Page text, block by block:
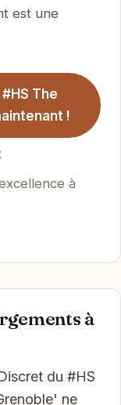
est une
The
!
à
à
du #HS
ne